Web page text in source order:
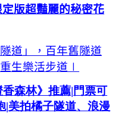
版超豔麗的秘密花
道」，百年舊隧道
生樂活步道 ∣
森林》推薦|門票可
|美拍橘子隧道、浪漫